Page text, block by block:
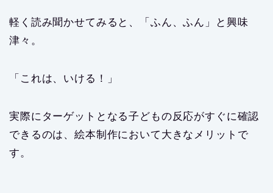
軽く読み聞かせてみると、「ふん、ふん」と興味
津々。
「これは、いける！」
実際にターゲットとなる子どもの反応がすぐに確認
できるのは、絵本制作において大きなメリットで
す。